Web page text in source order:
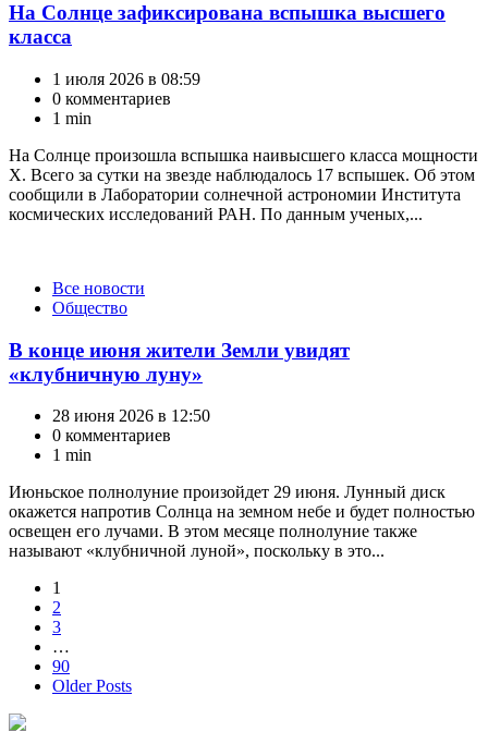
На Солнце зафиксирована вспышка высшего
класса
1 июля 2026 в 08:59
0 комментариев
1 min
На Солнце произошла вспышка наивысшего класса мощности
X. Всего за сутки на звезде наблюдалось 17 вспышек. Об этом
сообщили в Лаборатории солнечной астрономии Института
космических исследований РАН. По данным ученых,...
КатегорииВсе новости
Общество
В конце июня жители Земли увидят
«клубничную луну»
28 июня 2026 в 12:50
0 комментариев
1 min
Июньское полнолуние произойдет 29 июня. Лунный диск
окажется напротив Солнца на земном небе и будет полностью
освещен его лучами. В этом месяце полнолуние также
называют «клубничной луной», поскольку в это...
Пагинация
записей
1
2
3
…
90
Older Posts